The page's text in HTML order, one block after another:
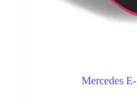
Mercedes